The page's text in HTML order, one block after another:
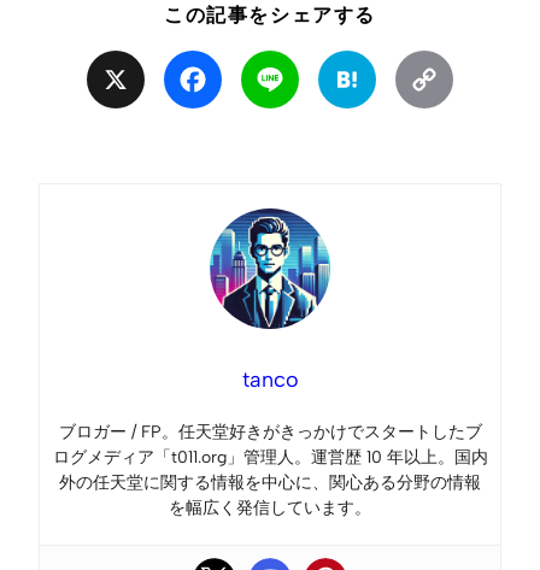
この記事をシェアする
Facebook Line Hatena
tanco
ブロガー / FP。任天堂好きがきっかけでスタートしたブ
ログメディア「t011.org」管理人。運営歴 10 年以上。国内
外の任天堂に関する情報を中心に、関心ある分野の情報
を幅広く発信しています。